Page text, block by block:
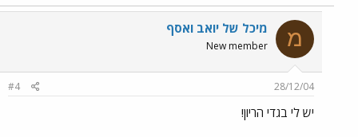
מ מיכל של יואב ואסף
New member
28/12/04
#4
יש לי בגדי הריון!